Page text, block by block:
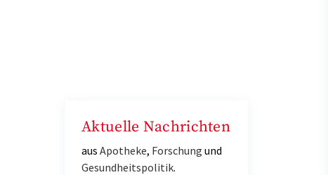
Aktuelle Nachrichten
aus Apotheke, Forschung und
Gesundheitspolitik.